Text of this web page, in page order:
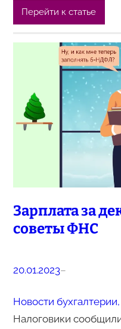
Перейти к статье
Зарплата за
советы ФНС
20.01.2023–
Новости
Налоговики